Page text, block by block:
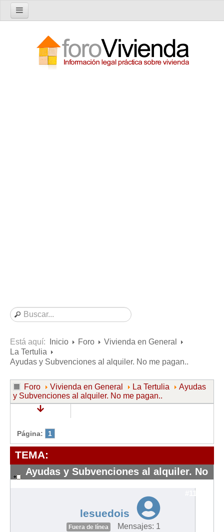
Nuevo tema
Contratos de Arrendamiento
De uso distinto al de vivienda
Otros contratos de Arrendamiento
Para contratos posteriores al 6 de junio de 2013
Para contratos anteriores al 6 de junio de 2013
Para contratos de Renta Antigua
Formularios sobre Vivienda en Propiedad
Modelos de Contratos
Requerimientos y comunicaciones
Formularios sobre Propiedad Horizontal
Modelos de Convocatoria de Junta de Propietarios
Modelos de Acta de Junta de Propietarios
Requerimientos y comunicaciones
Está aquí: Inicio Foro
Vivienda en General
La Tertulia
Ayudas y Subvenciones al alquiler. No me pagan..
Foro Vivienda en General La Tertulia
Ayudas
y Subvenciones al alquiler. No me pagan..
Página: 1
TEMA:
Ayudas y Subvenciones al alquiler. No
me pagan..
lesuedois
Fuera de línea Mensajes: 1